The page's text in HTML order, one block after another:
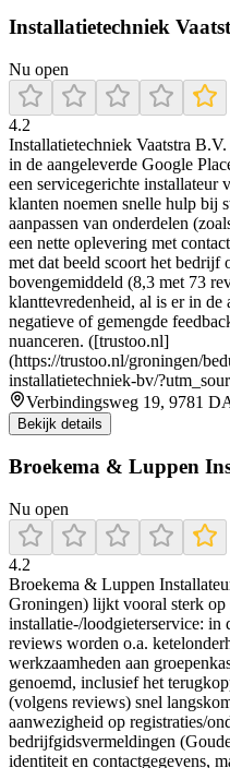
Installatietechniek
Nu open
4.2
Installatietechniek Vaatstra
in de aangeleverde Google
een servicegerichte
klanten noemen snelle hulp bij
aanpassen van onderdelen
een nette oplevering met
met dat beeld scoort het bedrijf
bovengemiddeld (8,3 met 73
klanttevredenheid, al is er in
negatieve of gemengde
nuanceren. ([trustoo.nl]
(https://trustoo.nl/groningen/
installatietechniek-bv/
Verbindingsweg 19, 9781
Bekijk details
Broekema & Luppen
Nu open
4.2
Broekema & Luppen
Groningen) lijkt vooral sterk op
installatie-/loodgieterservice: in
reviews worden o.a.
werkzaamheden aan
genoemd, inclusief het
(volgens reviews) snel
aanwezigheid op registraties/
bedrijfgidsvermeldingen
identiteit en contactgegevens,